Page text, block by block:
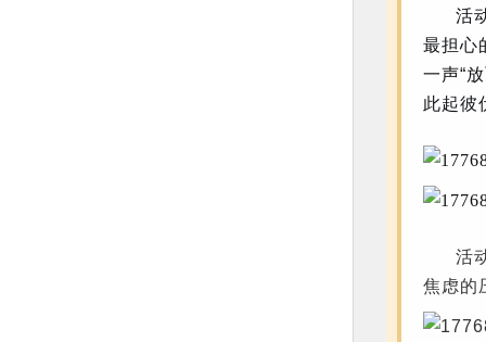
活动
最担心
一声“
此起彼
活动
焦虑的